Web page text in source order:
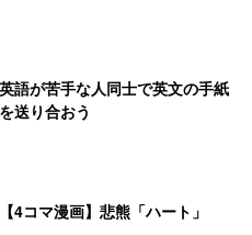
英語が苦手な人同士で英文の手紙
を送り合おう
【4コマ漫画】悲熊「ハート」